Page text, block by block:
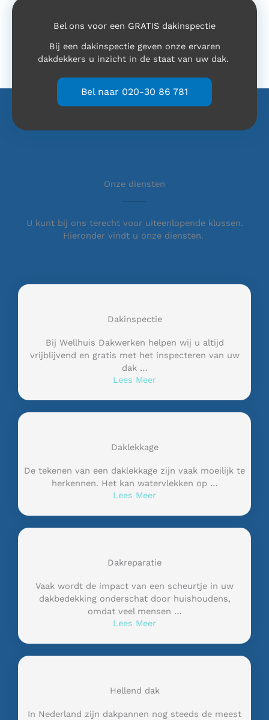
Bel ons voor een GRATIS dakinspectie
Bij een dakinspectie geven onze ervaren
dakdekkers u inzicht in de staat van uw dak.
Bel naar 020-30 86 781
Onze diensten
U kunt bij ons terecht voor uiteenlopende klussen.
Hieronder vindt u onze diensten.
Dakinspectie
Bij Wellhuis Dakwerken helpen wij u altijd
vrijblijvend en gratis met het inspecteren van uw
dak …
Lees Meer
Daklekkage
De tekenen van een daklekkage zijn vaak moeilijk te
herkennen. Het kan watervlekken op …
Lees Meer
Dakreparatie
Vaak wordt de impact van een scheurtje in uw
dakbedekking onderschat door huishoudens,
omdat veel mensen …
Lees Meer
Hellend dak
In Nederland zijn dakpannen nog steeds de meest